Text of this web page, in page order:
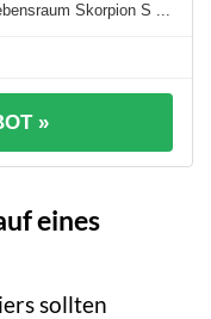
Skorpion S ...
»
eines
sollten